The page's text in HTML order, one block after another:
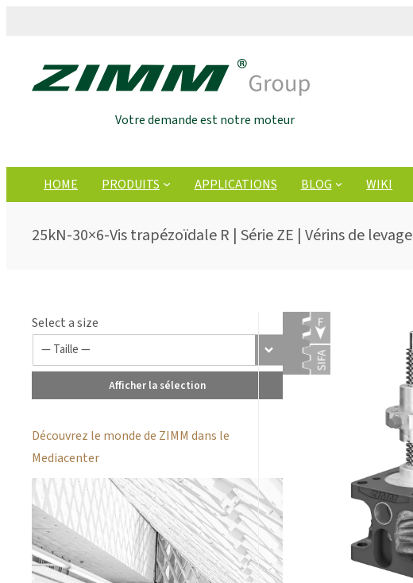
Votre demande est notre moteur
HOME PRODUITS APPLICATIONS BLOG WIKI
25kN-30×6-Vis trapézoïdale R | Série ZE | Vérins de levage
Select a size
Afficher la sélection
Découvrez le monde de ZIMM dans le
Mediacenter